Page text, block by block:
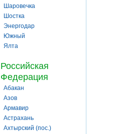
Шаровечка
Шостка
Энергодар
Южный
Ялта
Российская
Федерация
Абакан
Азов
Армавир
Астрахань
Ахтырский (пос.)